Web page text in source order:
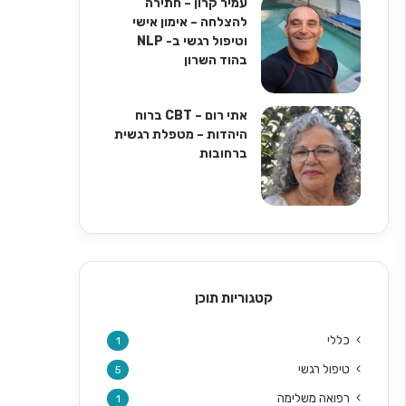
עמיר קרון – חתירה
להצלחה – אימון אישי
וטיפול רגשי ב- NLP
בהוד השרון
אתי רום – CBT ברוח
היהדות – מטפלת רגשית
ברחובות
קטגוריות תוכן
כללי 1
טיפול רגשי 5
רפואה משלימה 1